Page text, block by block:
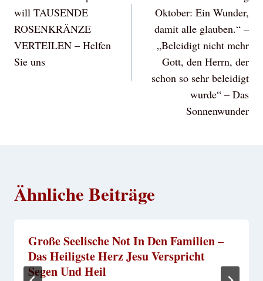
will TAUSENDE
ROSENKRÄNZE
VERTEILEN – Helfen
Sie uns
Oktober: Ein Wunder,
damit alle glauben.“ –
„Beleidigt nicht mehr
Gott, den Herrn, der
schon so sehr beleidigt
wurde“ – Das
Sonnenwunder
Ähnliche Beiträge
Große Seelische Not In Den Familien –
Das Heiligste Herz Jesu Verspricht
Segen Und Heil